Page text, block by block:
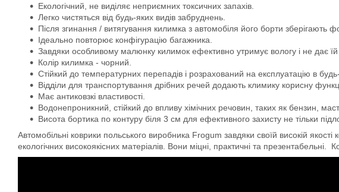
Екологічний, не виділяє неприємних токсичних запахів.
Легко чистяться від будь-яких видів забруднень.
Після згинання / витягування килимка з автомобіля його борти зберігають
Ідеально повторює конфігурацію багажника.
Завдяки особливому малюнку килимок ефективно утримує вологу і не дає їй
Колір килимка - чорний.
Стійкий до температурних перепадів і розрахований на експлуатацію в
Відділи для транспортування дрібних речей додають климику корисну
Має антиковзкі властивості.
Водонепроникний, стійкий до впливу хімічних речовин, таких як бензин,
Висота бортика по контуру біля 3 см для ефективного захисту не тільки
Автомобільні коврики польського виробника Frogum завдяки своїй високій
екологічних високоякісних матеріалів. Вони міцні, практичні та